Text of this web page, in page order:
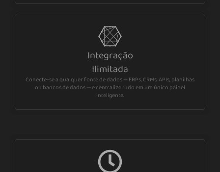
Integração
Ilimitada
Conecte-se a qualquer fonte de dados — ERPs, CRMs, APIs, planilhas
ou bancos de dados — e centralize tudo em um único painel
inteligente.